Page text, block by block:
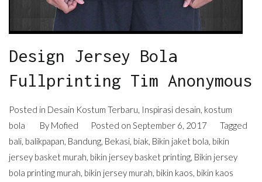
Design Jersey Bola
Fullprinting Tim Anonymous
Posted in Desain Kostum Terbaru, Inspirasi desain, kostum
bola
By Mofied Posted onSeptember 6, 2017
Tagged
bali, balikpapan, Bandung, Bekasi, biak, Bikin jaket bola, bikin
jersey basket murah, bikin jersey basket printing, Bikin jersey
bola printing murah, bikin jersey murah, bikin kaos, bikin kaos